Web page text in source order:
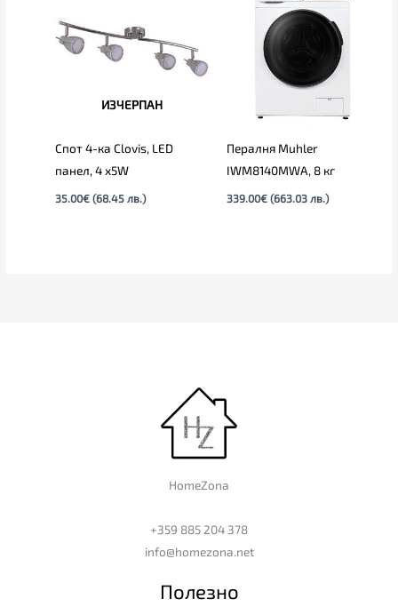
ИЗЧЕРПАН
Спот 4-ка Clovis, LED
панел, 4 х5W
35.00€ (68.45 лв.)
Пералня Muhler
IWM8140MWA, 8 кг
339.00€ (663.03 лв.)
HomeZona
+359 885 204 378
info@homezona.net
Полезно